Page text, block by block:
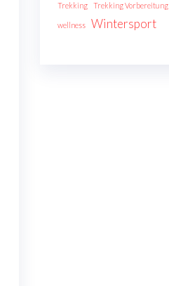
Trekking Trekking Vorbereitung
wellness Wintersport